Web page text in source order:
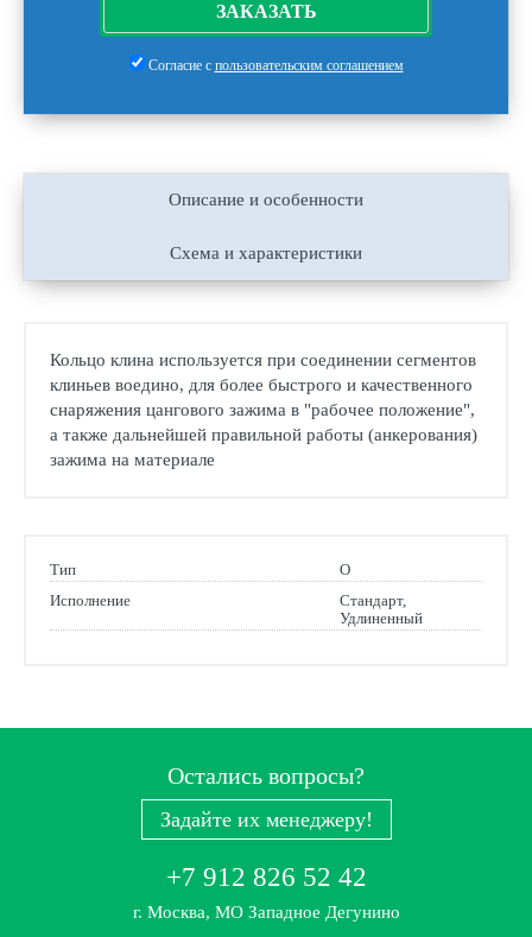
ЗАКАЗАТЬ
Согласие с пользовательским соглашением
Описание и особенности
Схема и характеристики
Кольцо клина используется при соединении сегментов
клиньев воедино, для более быстрого и качественного
снаряжения цангового зажима в "рабочее положение",
а также дальнейшей правильной работы (анкерования)
зажима на материале
Тип
О
Исполнение
Стандарт,
Удлиненный
Остались вопросы?
Задайте их менеджеру!
+7 912 826 52 42
г. Москва, МО Западное Дегунино